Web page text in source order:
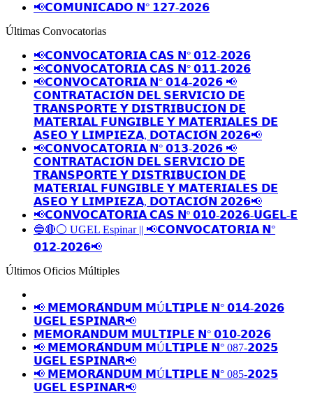
📢𝗖𝗢𝗠𝗨𝗡𝗜𝗖𝗔𝗗𝗢 𝗡° 𝟭𝟮𝟳-𝟮𝟬𝟮𝟲
Últimas Convocatorias
📢𝗖𝗢𝗡𝗩𝗢𝗖𝗔𝗧𝗢𝗥𝗜𝗔 𝗖𝗔𝗦 𝗡° 𝟬𝟭𝟮-𝟮𝟬𝟮𝟲
📢𝗖𝗢𝗡𝗩𝗢𝗖𝗔𝗧𝗢𝗥𝗜𝗔 𝗖𝗔𝗦 𝗡° 𝟬𝟭𝟭-𝟮𝟬𝟮𝟲
📢𝗖𝗢𝗡𝗩𝗢𝗖𝗔𝗧𝗢𝗥𝗜𝗔 𝗡° 𝟬𝟭𝟰-𝟮𝟬𝟮𝟲 📢
𝗖𝗢𝗡𝗧𝗥𝗔𝗧𝗔𝗖𝗜𝗢́𝗡 𝗗𝗘𝗟 𝗦𝗘𝗥𝗩𝗜𝗖𝗜𝗢 𝗗𝗘
𝗧𝗥𝗔𝗡𝗦𝗣𝗢𝗥𝗧𝗘 𝗬 𝗗𝗜𝗦𝗧𝗥𝗜𝗕𝗨𝗖𝗜𝗢𝗡 𝗗𝗘
𝗠𝗔𝗧𝗘𝗥𝗜𝗔𝗟 𝗙𝗨𝗡𝗚𝗜𝗕𝗟𝗘 𝗬 𝗠𝗔𝗧𝗘𝗥𝗜𝗔𝗟𝗘𝗦 𝗗𝗘
𝗔𝗦𝗘𝗢 𝗬 𝗟𝗜𝗠𝗣𝗜𝗘𝗭𝗔, 𝗗𝗢𝗧𝗔𝗖𝗜𝗢́𝗡 𝟮𝟬𝟮𝟲📢
📢𝗖𝗢𝗡𝗩𝗢𝗖𝗔𝗧𝗢𝗥𝗜𝗔 𝗡° 𝟬𝟭𝟯-𝟮𝟬𝟮𝟲 📢
𝗖𝗢𝗡𝗧𝗥𝗔𝗧𝗔𝗖𝗜𝗢́𝗡 𝗗𝗘𝗟 𝗦𝗘𝗥𝗩𝗜𝗖𝗜𝗢 𝗗𝗘
𝗧𝗥𝗔𝗡𝗦𝗣𝗢𝗥𝗧𝗘 𝗬 𝗗𝗜𝗦𝗧𝗥𝗜𝗕𝗨𝗖𝗜𝗢𝗡 𝗗𝗘
𝗠𝗔𝗧𝗘𝗥𝗜𝗔𝗟 𝗙𝗨𝗡𝗚𝗜𝗕𝗟𝗘 𝗬 𝗠𝗔𝗧𝗘𝗥𝗜𝗔𝗟𝗘𝗦 𝗗𝗘
𝗔𝗦𝗘𝗢 𝗬 𝗟𝗜𝗠𝗣𝗜𝗘𝗭𝗔, 𝗗𝗢𝗧𝗔𝗖𝗜𝗢́𝗡 𝟮𝟬𝟮𝟲📢
📢𝗖𝗢𝗡𝗩𝗢𝗖𝗔𝗧𝗢𝗥𝗜𝗔 𝗖𝗔𝗦 𝗡º 𝟬𝟭𝟬-𝟮𝟬𝟮𝟲-𝗨𝗚𝗘𝗟-𝗘
🔵🔴⚪️ UGEL Espinar || 📢𝗖𝗢𝗡𝗩𝗢𝗖𝗔𝗧𝗢𝗥𝗜𝗔 𝗡°
𝟬𝟭𝟮-𝟮𝟬𝟮𝟲📢
Últimos Oficios Múltiples
📢 𝗠𝗘𝗠𝗢𝗥𝗔́𝗡𝗗𝗨𝗠 𝗠Ú𝗟𝗧𝗜𝗣𝗟𝗘 𝗡° 𝟬𝟭𝟰-𝟮𝟬𝟮𝟲
𝗨𝗚𝗘𝗟 𝗘𝗦𝗣𝗜𝗡𝗔𝗥📢
𝗠𝗘𝗠𝗢𝗥𝗔𝗡𝗗𝗨𝗠 𝗠𝗨𝗟𝗧𝗜𝗣𝗟𝗘 𝗡° 𝟬𝟭𝟬-𝟮𝟬𝟮𝟲
📢 𝗠𝗘𝗠𝗢𝗥𝗔́𝗡𝗗𝗨𝗠 𝗠Ú𝗟𝗧𝗜𝗣𝗟𝗘 𝗡° 087-𝟮𝟬𝟮𝟱
𝗨𝗚𝗘𝗟 𝗘𝗦𝗣𝗜𝗡𝗔𝗥📢
📢 𝗠𝗘𝗠𝗢𝗥𝗔́𝗡𝗗𝗨𝗠 𝗠Ú𝗟𝗧𝗜𝗣𝗟𝗘 𝗡° 085-𝟮𝟬𝟮𝟱
𝗨𝗚𝗘𝗟 𝗘𝗦𝗣𝗜𝗡𝗔𝗥📢